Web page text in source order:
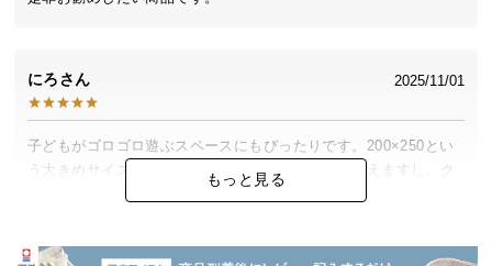
ー
ス
に
にろ 2025/11/01
子どもがゴロゴロ遊ぶスペースにもぴったりです。200×250とい
う大きめサイズなのでテーブルまわりもゆったり使えますし、ク
ッション性・踏み心地ともに◎
もっと見る